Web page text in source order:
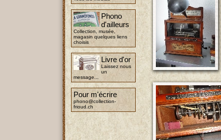
Phono
d'ailleurs
Collection, musée,
magasin quelques liens
choisis
Livre d'or
Laissez nous
un
message...
Pour m'écrire
phono@collection-
frioud.ch